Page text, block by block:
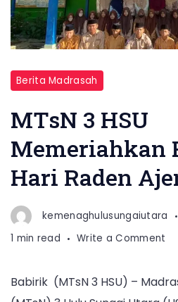
Berita Madrasah
MTsN 3 HSU
Memeriahkan
Hari Raden
kemenaghulusungaiutara
1 min read
Write a Comment
Babirik (MTsN 3 HSU) –